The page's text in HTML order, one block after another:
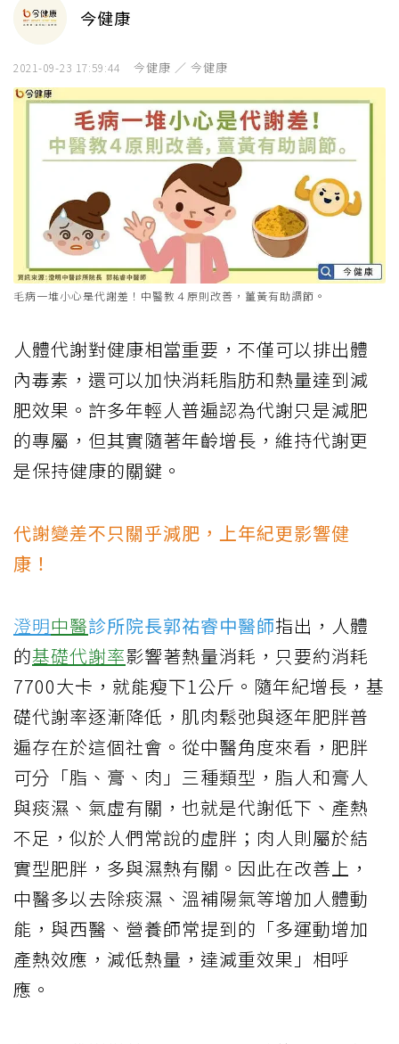
今健康
2021-09-23 17:59:44 今健康 ／ 今健康
毛病一堆小心是代謝差！中醫教４原則改善，薑黃有助調節。
人體代謝對健康相當重要，不僅可以排出體
內毒素，還可以加快消耗脂肪和熱量達到減
肥效果。許多年輕人普遍認為代謝只是減肥
的專屬，但其實隨著年齡增長，維持代謝更
是保持健康的關鍵。
代謝變差不只關乎減肥，上年紀更影響健
康！
澄明中醫診所院長郭祐睿中醫師指出，人體
的基礎代謝率影響著熱量消耗，只要約消耗
7700大卡，就能瘦下1公斤。隨年紀增長，基
礎代謝率逐漸降低，肌肉鬆弛與逐年肥胖普
遍存在於這個社會。從中醫角度來看，肥胖
可分「脂、膏、肉」三種類型，脂人和膏人
與痰濕、氣虛有關，也就是代謝低下、產熱
不足，似於人們常說的虛胖；肉人則屬於結
實型肥胖，多與濕熱有關。因此在改善上，
中醫多以去除痰濕、溫補陽氣等增加人體動
能，與西醫、營養師常提到的「多運動增加
產熱效應，減低熱量，達減重效果」相呼
應。